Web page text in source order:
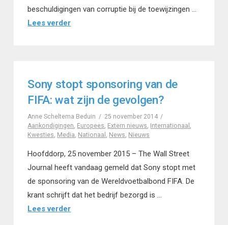
beschuldigingen van corruptie bij de toewijzingen …
Lees verder
Sony stopt sponsoring van de
FIFA: wat zijn de gevolgen?
Anne Scheltema Beduin
25 november 2014
Aankondigingen, Europees, Extern nieuws, Internationaal ,
Kwesties, Media, Nationaal , News, Nieuws
Hoofddorp, 25 november 2015 – The Wall Street
Journal heeft vandaag gemeld dat Sony stopt met
de sponsoring van de Wereldvoetbalbond FIFA. De
krant schrijft dat het bedrijf bezorgd is …
Lees verder